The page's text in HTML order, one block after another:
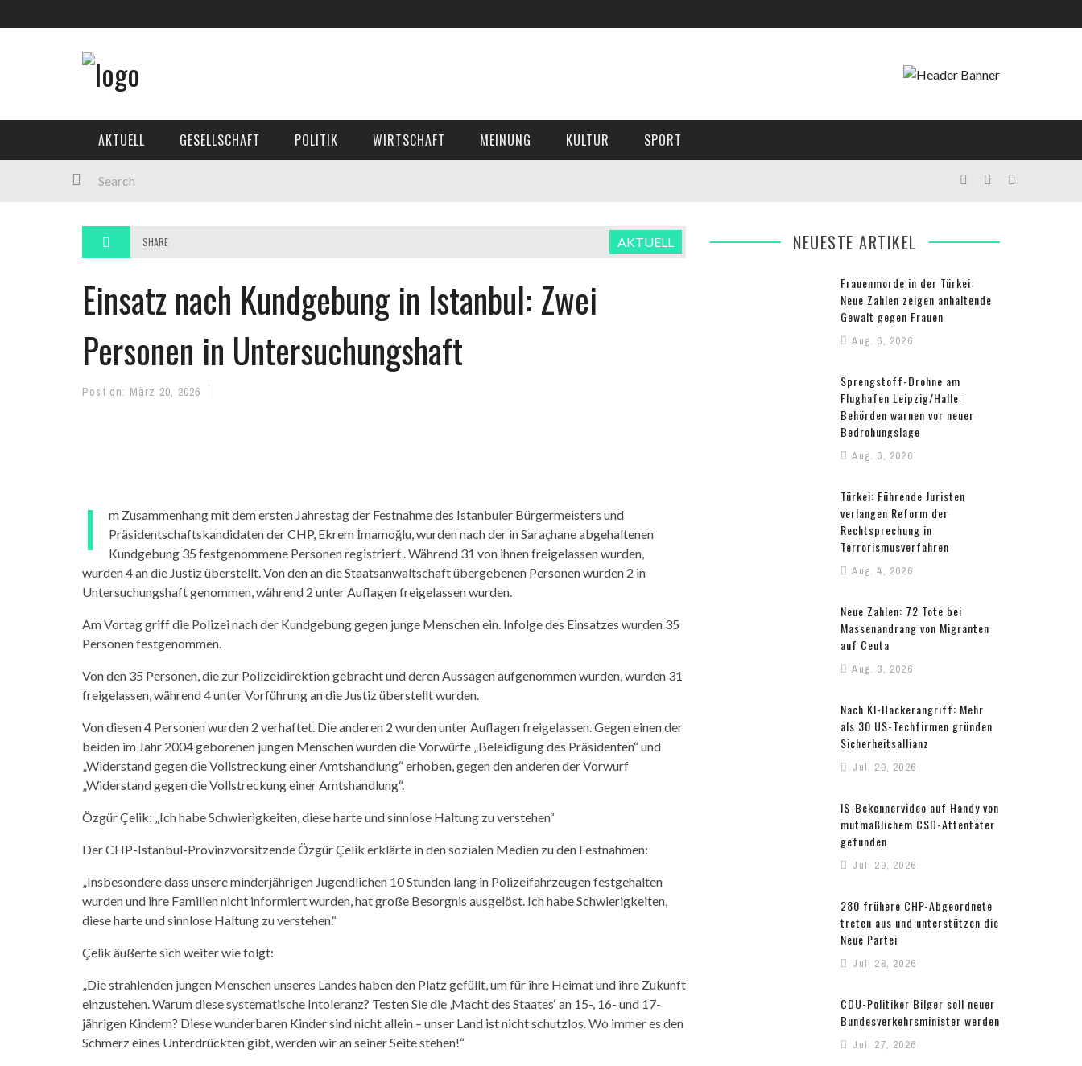
AKTUELL GESELLSCHAFT POLITIK WIRTSCHAFT MEINUNG KULTUR SPORT
SHARE AKTUELL
Einsatz nach Kundgebung in Istanbul: Zwei
Personen in Untersuchungshaft
Post on: März 20, 2026
I
m Zusammenhang mit dem ersten Jahrestag der Festnahme des Istanbuler Bürgermeisters und
Präsidentschaftskandidaten der CHP, Ekrem İmamoğlu, wurden nach der in Saraçhane abgehaltenen
Kundgebung 35 festgenommene Personen registriert . Während 31 von ihnen freigelassen wurden,
wurden 4 an die Justiz überstellt. Von den an die Staatsanwaltschaft übergebenen Personen wurden 2 in
Untersuchungshaft genommen, während 2 unter Auflagen freigelassen wurden.
Am Vortag griff die Polizei nach der Kundgebung gegen junge Menschen ein. Infolge des Einsatzes wurden 35
Personen festgenommen.
Von den 35 Personen, die zur Polizeidirektion gebracht und deren Aussagen aufgenommen wurden, wurden 31
freigelassen, während 4 unter Vorführung an die Justiz überstellt wurden.
Von diesen 4 Personen wurden 2 verhaftet. Die anderen 2 wurden unter Auflagen freigelassen. Gegen einen der
beiden im Jahr 2004 geborenen jungen Menschen wurden die Vorwürfe „Beleidigung des Präsidenten“ und
„Widerstand gegen die Vollstreckung einer Amtshandlung“ erhoben, gegen den anderen der Vorwurf
„Widerstand gegen die Vollstreckung einer Amtshandlung“.
Özgür Çelik: „Ich habe Schwierigkeiten, diese harte und sinnlose Haltung zu verstehen“
Der CHP-Istanbul-Provinzvorsitzende Özgür Çelik erklärte in den sozialen Medien zu den Festnahmen:
„Insbesondere dass unsere minderjährigen Jugendlichen 10 Stunden lang in Polizeifahrzeugen festgehalten
wurden und ihre Familien nicht informiert wurden, hat große Besorgnis ausgelöst. Ich habe Schwierigkeiten,
diese harte und sinnlose Haltung zu verstehen.“
Çelik äußerte sich weiter wie folgt:
„Die strahlenden jungen Menschen unseres Landes haben den Platz gefüllt, um für ihre Heimat und ihre Zukunft
einzustehen. Warum diese systematische Intoleranz? Testen Sie die ‚Macht des Staates‘ an 15-, 16- und 17-
jährigen Kindern? Diese wunderbaren Kinder sind nicht allein – unser Land ist nicht schutzlos. Wo immer es den
Schmerz eines Unterdrückten gibt, werden wir an seiner Seite stehen!“
NEUESTE ARTIKEL
Frauenmorde in der Türkei:
Neue Zahlen zeigen anhaltende
Gewalt gegen Frauen
Aug. 6, 2026
Sprengstoff-Drohne am
Flughafen Leipzig/Halle:
Behörden warnen vor neuer
Bedrohungslage
Aug. 6, 2026
Türkei: Führende Juristen
verlangen Reform der
Rechtsprechung in
Terrorismusverfahren
Aug. 4, 2026
Neue Zahlen: 72 Tote bei
Massenandrang von Migranten
auf Ceuta
Aug. 3, 2026
Nach KI-Hackerangriff: Mehr
als 30 US-Techfirmen gründen
Sicherheitsallianz
Juli 29, 2026
IS-Bekennervideo auf Handy von
mutmaßlichem CSD-Attentäter
gefunden
Juli 29, 2026
280 frühere CHP-Abgeordnete
treten aus und unterstützen die
Neue Partei
Juli 28, 2026
CDU-Politiker Bilger soll neuer
Bundesverkehrsminister werden
Juli 27, 2026